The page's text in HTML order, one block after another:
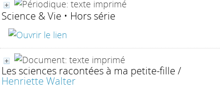
Science & Vie • Hors série
Les sciences racontées à ma petite-fille /
Henriette Walter